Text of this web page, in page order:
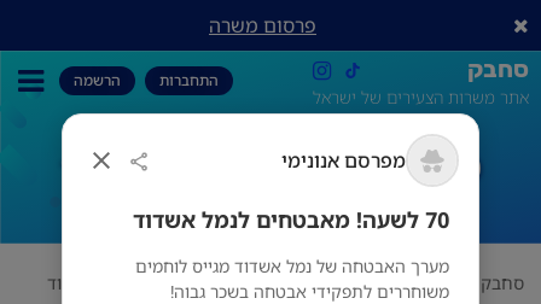
מפרסם אנונימי
70 לשעה! מאבטחים לנמל אשדוד
מערך האבטחה של נמל אשדוד מגייס לוחמים
משוחררים לתפקידי אבטחה בשכר גבוה!
פרסום משרה
סחבק
אתר משרות הצעירים של ישראל
התחברות הרשמה
70 לשעה! מאבטחים לנמל אשדוד
סחבק אבטחה יחידת אלון 70 לשעה! מאבטחים לנמל אשדוד